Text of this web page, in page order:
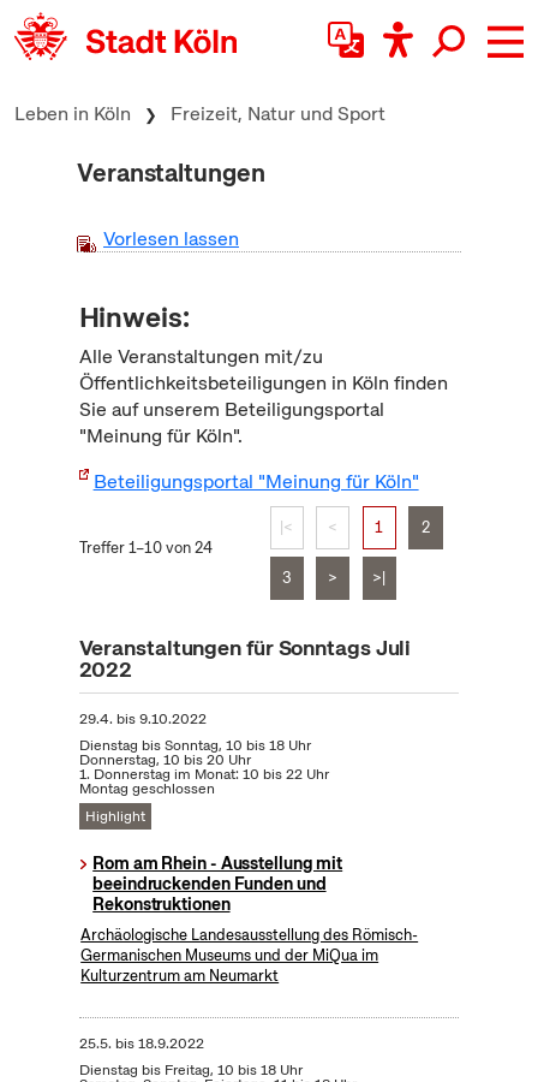
zum Inhalt springen
Leben in Köln Freizeit, Natur und Sport
Veranstaltungen
Vorlesen lassen
Hinweis:
Alle Veranstaltungen mit/zu
Öffentlichkeitsbeteiligungen in Köln finden
Sie auf unserem Beteiligungsportal
"Meinung für Köln".
Beteiligungsportal "Meinung für Köln"
Treffer 1–10 von 24
|< < 1 2
3 > >|
Veranstaltungen für Sonntags Juli
2022
29.4. bis9.10.2022
Dienstag bis Sonntag, 10 bis 18 Uhr
Donnerstag, 10 bis 20 Uhr
1. Donnerstag im Monat: 10 bis 22 Uhr
Montag geschlossen
Highlight
Rom am Rhein - Ausstellung mit
beeindruckenden Funden und
Rekonstruktionen
Archäologische Landesausstellung des Römisch-
Germanischen Museums und der MiQua im
Kulturzentrum am Neumarkt
25.5. bis18.9.2022
Dienstag bis Freitag, 10 bis 18 Uhr